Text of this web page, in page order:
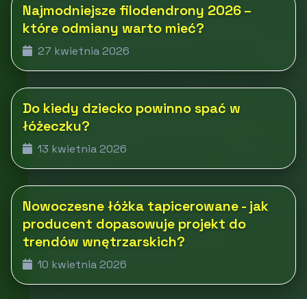
Najmodniejsze filodendrony 2026 –
które odmiany warto mieć?
27 kwietnia 2026
Do kiedy dziecko powinno spać w
łóżeczku?
13 kwietnia 2026
Nowoczesne łóżka tapicerowane - jak
producent dopasowuje projekt do
trendów wnętrzarskich?
10 kwietnia 2026